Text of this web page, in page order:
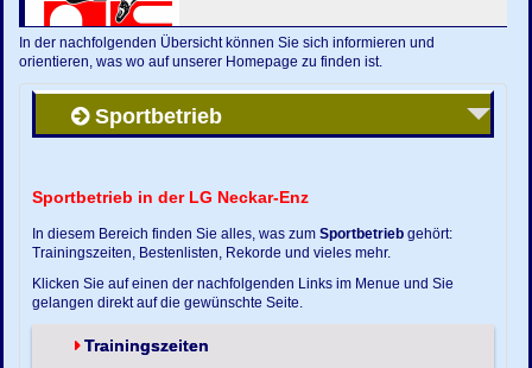
In der nachfolgenden Übersicht können Sie sich informieren und
orientieren, was wo auf unserer Homepage zu finden ist.
Sportbetrieb
Sportbetrieb in der LG Neckar-Enz
In diesem Bereich finden Sie alles, was zumSportbetrieb gehört:
Trainingszeiten, Bestenlisten, Rekorde und vieles mehr.
Klicken Sie auf einen der nachfolgenden Links im Menue und Sie
gelangen direkt auf die gewünschte Seite.
Trainingszeiten